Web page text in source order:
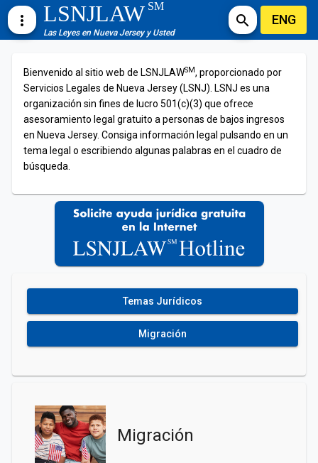
more_vert LSNJLAWSM
Las Leyes en Nueva Jersey y Usted
search ENG
Bienvenido al sitio web de LSNJLAWSM, proporcionado por
Servicios Legales de Nueva Jersey (LSNJ). LSNJ es una
organización sin fines de lucro 501(c)(3) que ofrece
asesoramiento legal gratuito a personas de bajos ingresos
en Nueva Jersey. Consiga información legal pulsando en un
tema legal o escribiendo algunas palabras en el cuadro de
búsqueda.
Temas Jurídicos
Migración
Migración